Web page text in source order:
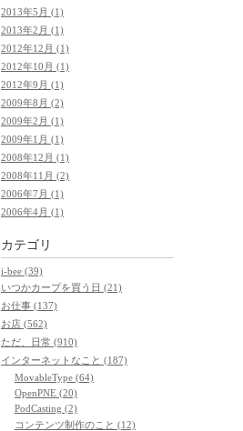
2013年5月 (1)
2013年2月 (1)
2012年12月 (1)
2012年10月 (1)
2012年9月 (1)
2009年8月 (2)
2009年2月 (1)
2009年1月 (1)
2008年12月 (1)
2008年11月 (2)
2006年7月 (1)
2006年4月 (1)
カテゴリ
i-bee (39)
いつかカープを買う日 (21)
お仕事 (137)
お店 (562)
ただ、日常 (910)
インターネットなこと (187)
MovableType (64)
OpenPNE (20)
PodCasting (2)
コンテンツ制作のこと (12)